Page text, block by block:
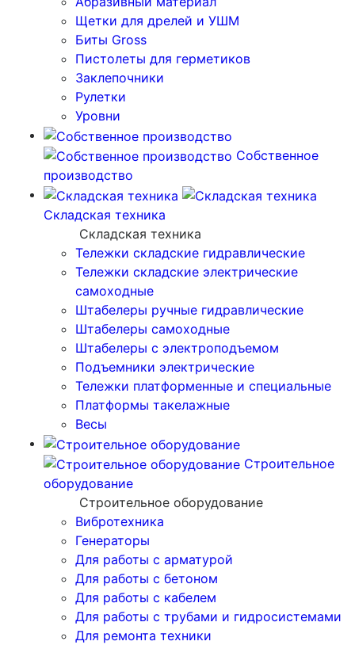
Щетки для дрелей и УШМ
Биты Gross
Пистолеты для герметиков
Заклепочники
Рулетки
Уровни
Собственное
производство
Складская техника
Складская техника
Тележки складские гидравлические
Тележки складские электрические
самоходные
Штабелеры ручные гидравлические
Штабелеры самоходные
Штабелеры с электроподъемом
Подъемники электрические
Тележки платформенные и специальные
Платформы такелажные
Весы
Строительное
оборудование
Строительное оборудование
Вибротехника
Генераторы
Для работы с арматурой
Для работы с бетоном
Для работы с кабелем
Для работы с трубами и гидросистемами
Для ремонта техники